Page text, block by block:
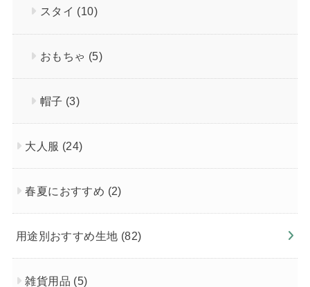
スタイ (10)
おもちゃ (5)
帽子 (3)
大人服 (24)
春夏におすすめ (2)
用途別おすすめ生地 (82)
雑貨用品 (5)